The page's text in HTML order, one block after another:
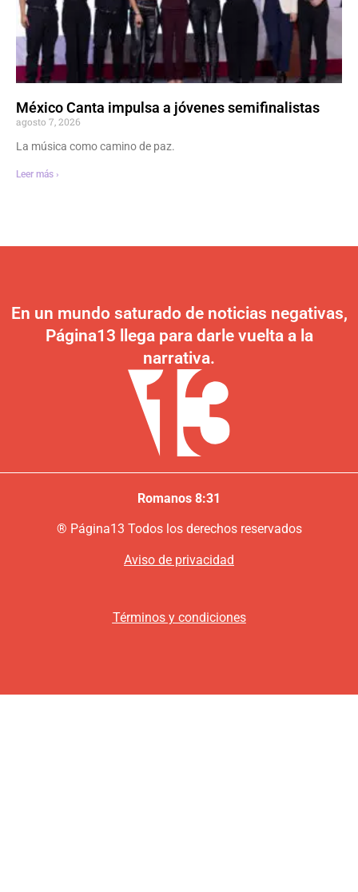
México Canta impulsa a jóvenes semifinalistas
agosto 7, 2026
La música como camino de paz.
Leer más ›
En un mundo saturado de noticias negativas,
Página13 llega para darle vuelta a la
narrativa.
Romanos 8:31
® Página13 Todos los derechos reservados
Aviso de privacidad
Términos y condiciones